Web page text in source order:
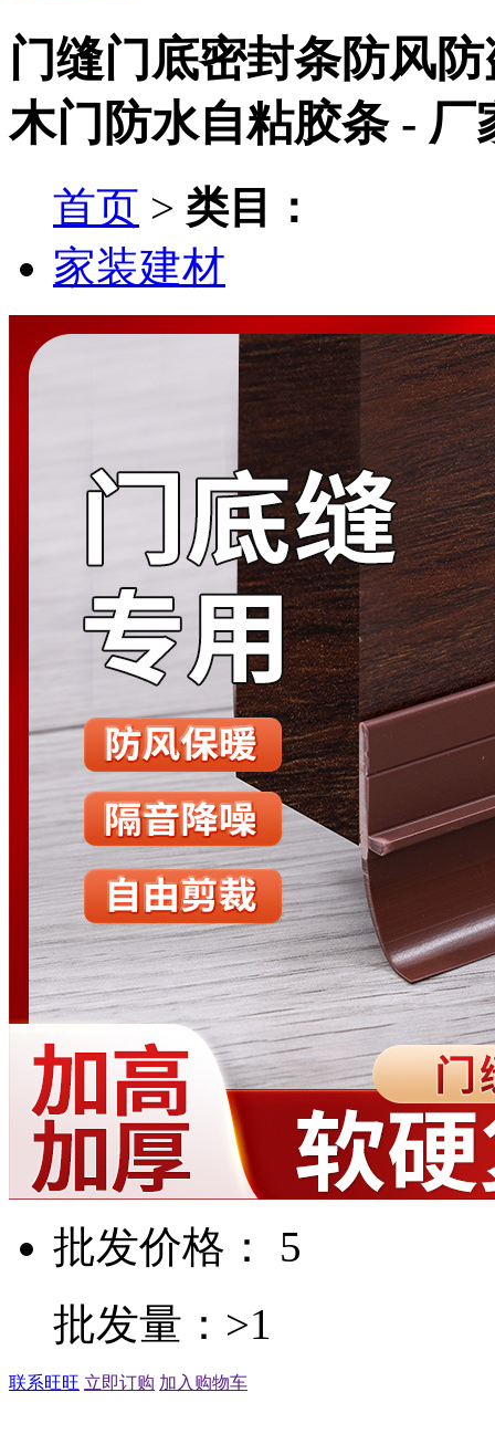
门缝门底密封条防风
木门防水自粘胶条 - 厂
首页 > 类目：
家装建材
批发价格： 5
批发量：>1
联系旺旺 立即订购 加入购物车